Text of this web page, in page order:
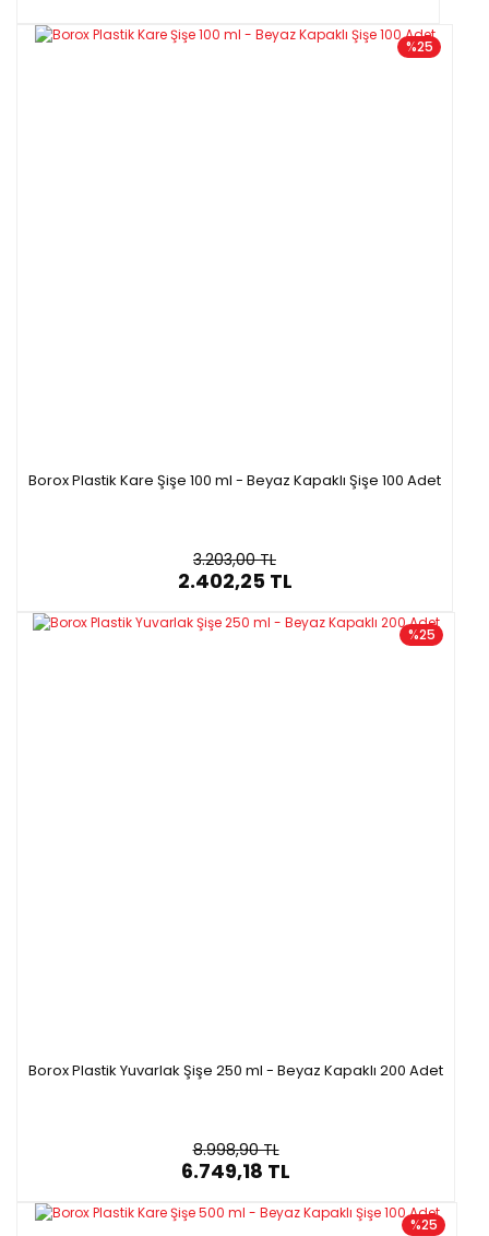
%25
Borox Plastik Kare Şişe 100 ml - Beyaz Kapaklı Şişe 100 Adet
3.203,00 TL
2.402,25 TL
%25
Borox Plastik Yuvarlak Şişe 250 ml - Beyaz Kapaklı 200 Adet
8.998,90 TL
6.749,18 TL
%25